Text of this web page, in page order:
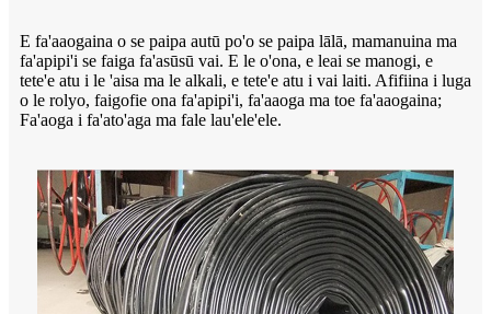
E fa'aaogaina o se paipa autū po'o se paipa lālā, mamanuina ma
fa'apipi'i se faiga fa'asūsū vai. E le o'ona, e leai se manogi, e
tete'e atu i le 'aisa ma le alkali, e tete'e atu i vai laiti. Afifiina i luga
o le rolyo, faigofie ona fa'apipi'i, fa'aaoga ma toe fa'aaogaina;
Fa'aoga i fa'ato'aga ma fale lau'ele'ele.